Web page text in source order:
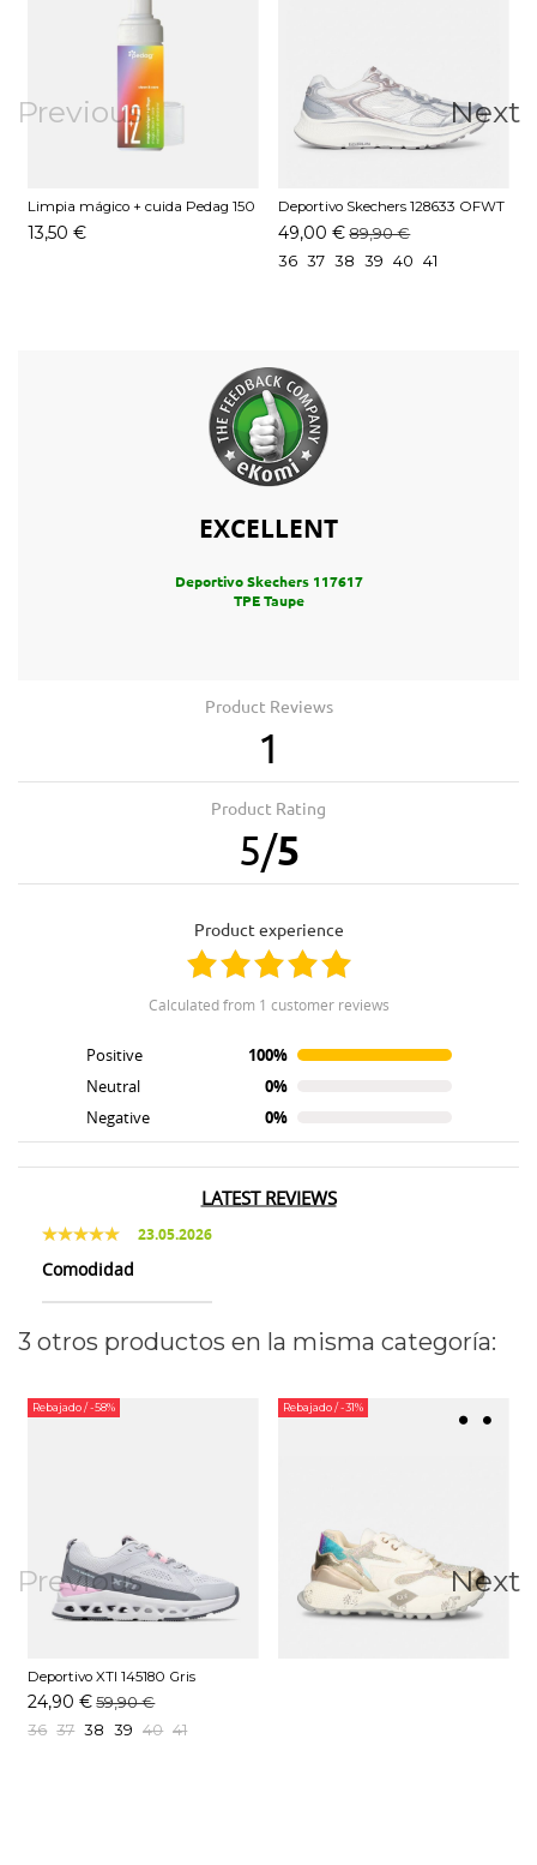
Previous
Limpia mágico + cuida Pedag 150
ML
13,50 €
Deportivo Skechers 128633 OFWT
Blanco
49,00 € 89,90 €
36 37 38 39 40 41
Next
EXCELLENT
Deportivo Skechers 117617
TPE Taupe
Product Reviews
1
Product Rating
5/5
product experience
calculated from 1 customer reviews
Positive
100%
Neutral
0%
Negative
0%
LATEST REVIEWS
23.05.2026
Comodidad
3 otros productos en la misma categoría:
Previous
Rebajado/ -58%
Deportivo XTI 145180 Gris
24,90 € 59,90 €
36 37 38 39 40 41
Rebajado/ -31%
Next